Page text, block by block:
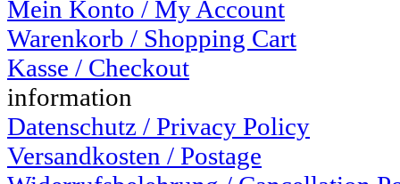
Mein Konto / My Account
Warenkorb / Shopping Cart
Kasse / Checkout
information
Datenschutz / Privacy Policy
Versandkosten / Postage